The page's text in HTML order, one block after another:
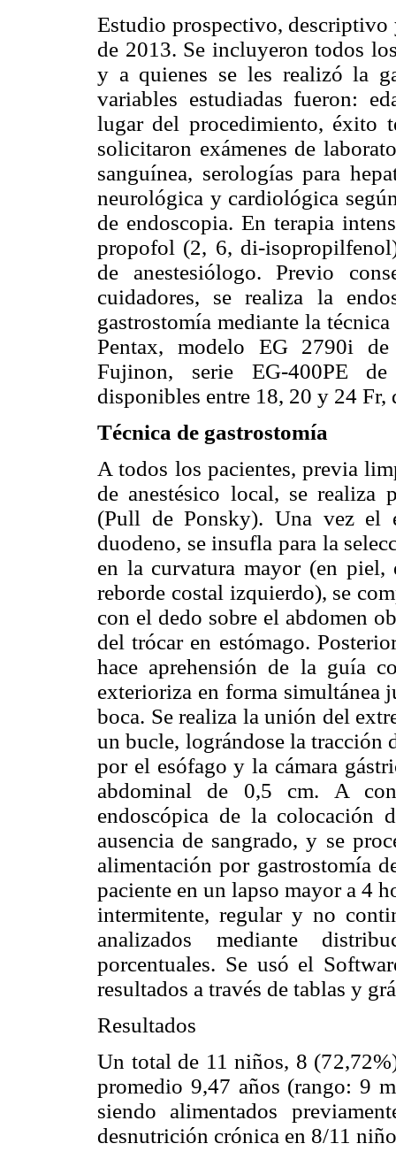
Estudio prospectivo, descriptivo
de 2013. Se incluyeron todos
y a quienes se les realizó la
variables estudiadas fueron:
lugar del procedimiento, éxito
solicitaron exámenes de
sanguínea, serologías para
neurológica y cardiológica
de endoscopia. En terapia
propofol (2, 6, di-
de anestesiólogo. Previo
cuidadores, se realiza la
gastrostomía mediante la
Pentax, modelo EG 2790i
Fujinon, serie EG-400PE
disponibles entre 18, 20 y 24
Técnica de gastrostomía
A todos los pacientes, previa
de anestésico local, se realiza
(Pull de Ponsky). Una vez el
duodeno, se insufla para la
en la curvatura mayor (en
reborde costal izquierdo), se
con el dedo sobre el abdomen
del trócar en estómago.
hace aprehensión de la guía
exterioriza en forma
boca. Se realiza la unión del
un bucle, lográndose la tracción
por el esófago y la cámara
abdominal de 0,5 cm. A
endoscópica de la colocación
ausencia de sangrado, y se
alimentación por gastrostomía
paciente en un lapso mayor a 4
intermitente, regular y no
analizados mediante
porcentuales. Se usó el
resultados a través de tablas y
Resultados
Un total de 11 niños, 8
promedio 9,47 años (rango: 9
siendo alimentados
desnutrición crónica en 8/11